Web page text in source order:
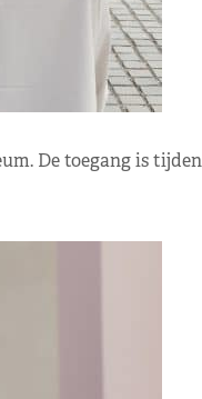
De toegang is